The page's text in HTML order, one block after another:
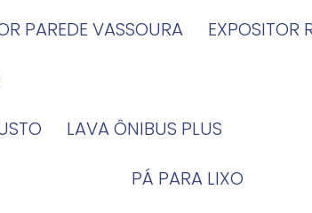
PAREDE VASSOURA
LAVA ÔNIBUS PLUS
PÁ PARA LIXO